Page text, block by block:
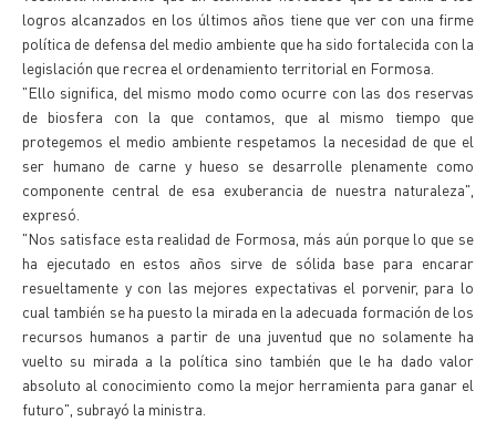
logros alcanzados en los últimos años tiene que ver con una firme
política de defensa del medio ambiente que ha sido fortalecida con la
legislación que recrea el ordenamiento territorial en Formosa.
"Ello significa, del mismo modo como ocurre con las dos reservas
de biosfera con la que contamos, que al mismo tiempo que
protegemos el medio ambiente respetamos la necesidad de que el
ser humano de carne y hueso se desarrolle plenamente como
componente central de esa exuberancia de nuestra naturaleza",
expresó.
"Nos satisface esta realidad de Formosa, más aún porque lo que se
ha ejecutado en estos años sirve de sólida base para encarar
resueltamente y con las mejores expectativas el porvenir, para lo
cual también se ha puesto la mirada en la adecuada formación de los
recursos humanos a partir de una juventud que no solamente ha
vuelto su mirada a la política sino también que le ha dado valor
absoluto al conocimiento como la mejor herramienta para ganar el
futuro", subrayó la ministra.